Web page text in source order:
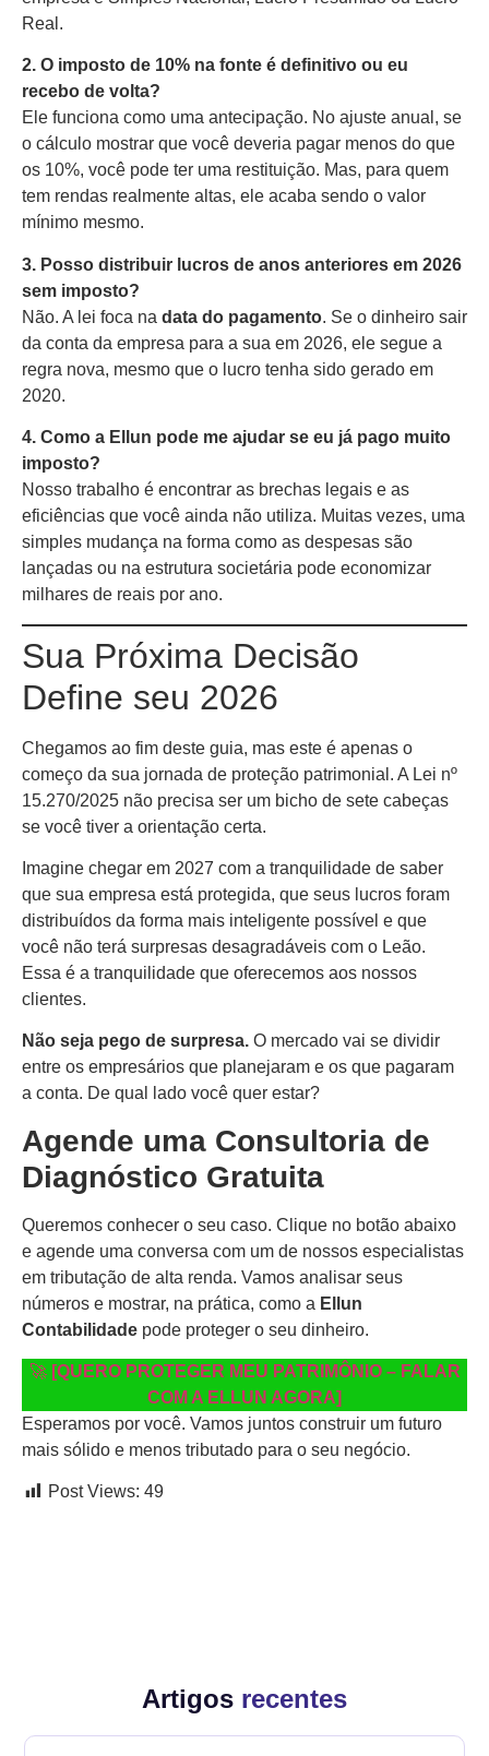
Real.
2. O imposto de 10% na fonte é definitivo ou eu
recebo de volta?
Ele funciona como uma antecipação. No ajuste anual, se
o cálculo mostrar que você deveria pagar menos do que
os 10%, você pode ter uma restituição. Mas, para quem
tem rendas realmente altas, ele acaba sendo o valor
mínimo mesmo.
3. Posso distribuir lucros de anos anteriores em 2026
sem imposto?
Não. A lei foca na data do pagamento. Se o dinheiro sair
da conta da empresa para a sua em 2026, ele segue a
regra nova, mesmo que o lucro tenha sido gerado em
2020.
4. Como a Ellun pode me ajudar se eu já pago muito
imposto?
Nosso trabalho é encontrar as brechas legais e as
eficiências que você ainda não utiliza. Muitas vezes, uma
simples mudança na forma como as despesas são
lançadas ou na estrutura societária pode economizar
milhares de reais por ano.
Sua Próxima Decisão
Define seu 2026
Chegamos ao fim deste guia, mas este é apenas o
começo da sua jornada de proteção patrimonial. A Lei nº
15.270/2025 não precisa ser um bicho de sete cabeças
se você tiver a orientação certa.
Imagine chegar em 2027 com a tranquilidade de saber
que sua empresa está protegida, que seus lucros foram
distribuídos da forma mais inteligente possível e que
você não terá surpresas desagradáveis com o Leão.
Essa é a tranquilidade que oferecemos aos nossos
clientes.
Não seja pego de surpresa. O mercado vai se dividir
entre os empresários que planejaram e os que pagaram
a conta. De qual lado você quer estar?
Agende uma Consultoria de
Diagnóstico Gratuita
Queremos conhecer o seu caso. Clique no botão abaixo
e agende uma conversa com um de nossos especialistas
em tributação de alta renda. Vamos analisar seus
números e mostrar, na prática, como a Ellun
Contabilidade pode proteger o seu dinheiro.
🚀 [QUERO PROTEGER MEU PATRIMÔNIO – FALAR
COM A ELLUN AGORA]
Esperamos por você. Vamos juntos construir um futuro
mais sólido e menos tributado para o seu negócio.
Post Views: 49
Artigos recentes